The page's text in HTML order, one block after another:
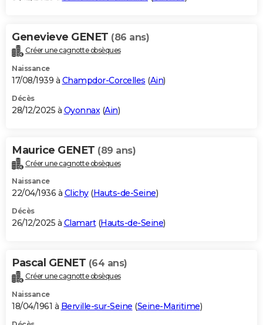
Genevieve GENET (86 ans)
Créer une cagnotte obsèques
Naissance
17/08/1939 à Champdor-Corcelles (Ain)
Décès
28/12/2025 à Oyonnax (Ain)
Maurice GENET (89 ans)
Créer une cagnotte obsèques
Naissance
22/04/1936 à Clichy(Hauts-de-Seine)
Décès
26/12/2025 à Clamart(Hauts-de-Seine)
Pascal GENET (64 ans)
Créer une cagnotte obsèques
Naissance
18/04/1961 à Berville-sur-Seine (Seine-Maritime)